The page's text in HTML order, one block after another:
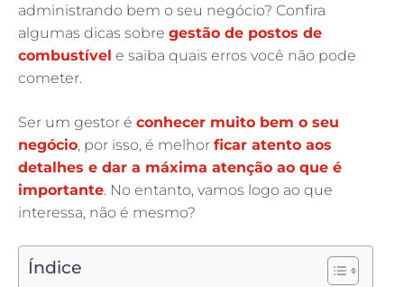
administrando bem o seu negócio? Confira
algumas dicas sobre gestão de postos de
combustível e saiba quais erros você não pode
cometer.
Ser um gestor é conhecer muito bem o seu
negócio, por isso, é melhor ficar atento aos
detalhes e dar a máxima atenção ao que é
importante. No entanto, vamos logo ao que
interessa, não é mesmo?
Índice